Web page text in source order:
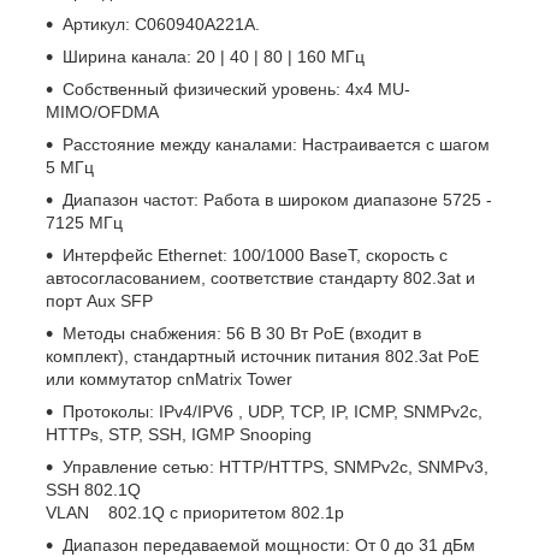
Артикул: C060940A221A.
Ширина канала: 20 | 40 | 80 | 160 МГц
Собственный физический уровень: 4x4 MU-
MIMO/OFDMA
Расстояние между каналами: Настраивается с шагом
5 МГц
Диапазон частот: Работа в широком диапазоне 5725 -
7125 МГц
Интерфейс Ethernet: 100/1000 BaseT, скорость с
автосогласованием, соответствие стандарту 802.3at и
порт Aux SFP
Методы снабжения: 56 В 30 Вт PoE (входит в
комплект), стандартный источник питания 802.3at PoE
или коммутатор cnMatrix Tower
Протоколы: IPv4/IPV6 , UDP, TCP, IP, ICMP, SNMPv2c,
HTTPs, STP, SSH, IGMP Snooping
Управление сетью: HTTP/HTTPS, SNMPv2c, SNMPv3,
SSH 802.1Q
VLAN 802.1Q с приоритетом 802.1p
Диапазон передаваемой мощности: От 0 до 31 дБм